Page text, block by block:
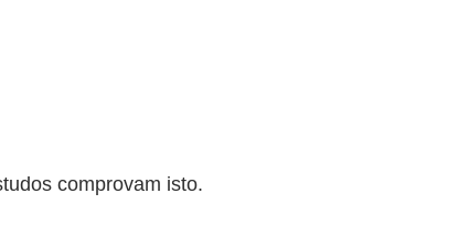
comprovam isto.